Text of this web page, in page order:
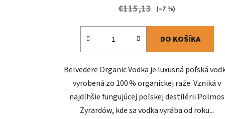
€115,13 (–7 %)
DO KOŠÍKA
Belvedere Organic Vodka je luxusná poľská
vyrobená zo 100 % organickej raže. Vzniká v
najdlhšie fungujúcej poľskej destilérii Polmos
Żyrardów, kde sa vodka vyrába od roku...